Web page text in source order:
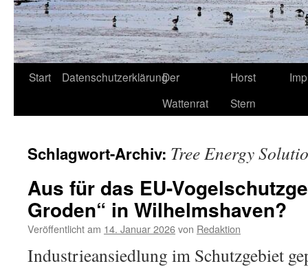
Start DatenschutzerklärungDer
Wattenrat
Horst
Stern
Schlagwort-Archiv: Tree Energy
Aus für das EU-
Groden“ in Wilhelmshaven?
Veröffentlicht am 14. Januar 2026von Redaktion
Industrieansiedlung im Schutzgebiet